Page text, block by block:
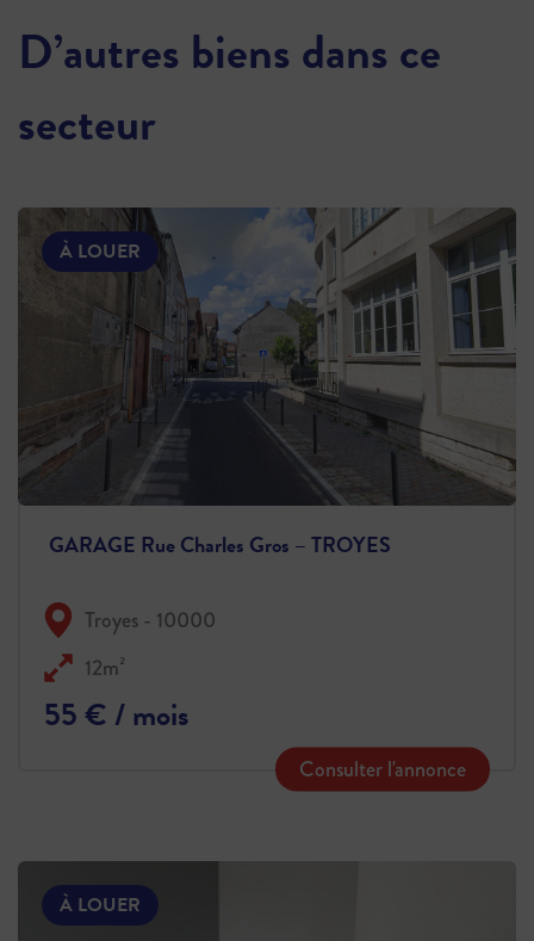
D’autres biens dans ce
secteur
À LOUER
GARAGE Rue Charles Gros – TROYES
Troyes - 10000
12m²
55 € / mois
Consulter l'annonce
À LOUER